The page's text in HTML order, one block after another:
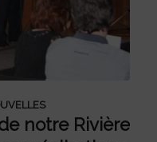
notre Rivière